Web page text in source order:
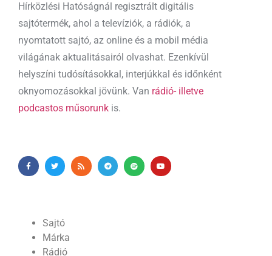
Hírközlési Hatóságnál regisztrált digitális
sajtótermék, ahol a televíziók, a rádiók, a
nyomtatott sajtó, az online és a mobil média
világának aktualitásairól olvashat. Ezenkívül
helyszíni tudósításokkal, interjúkkal és időnként
oknyomozásokkal jövünk. Van rádió- illetve
podcastos műsorunk is.
Sajtó
Márka
Rádió